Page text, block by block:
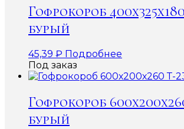
Гофрокороб
бурый
45,39 ₽ Подробнее
Под заказ
Гофрокороб
бурый